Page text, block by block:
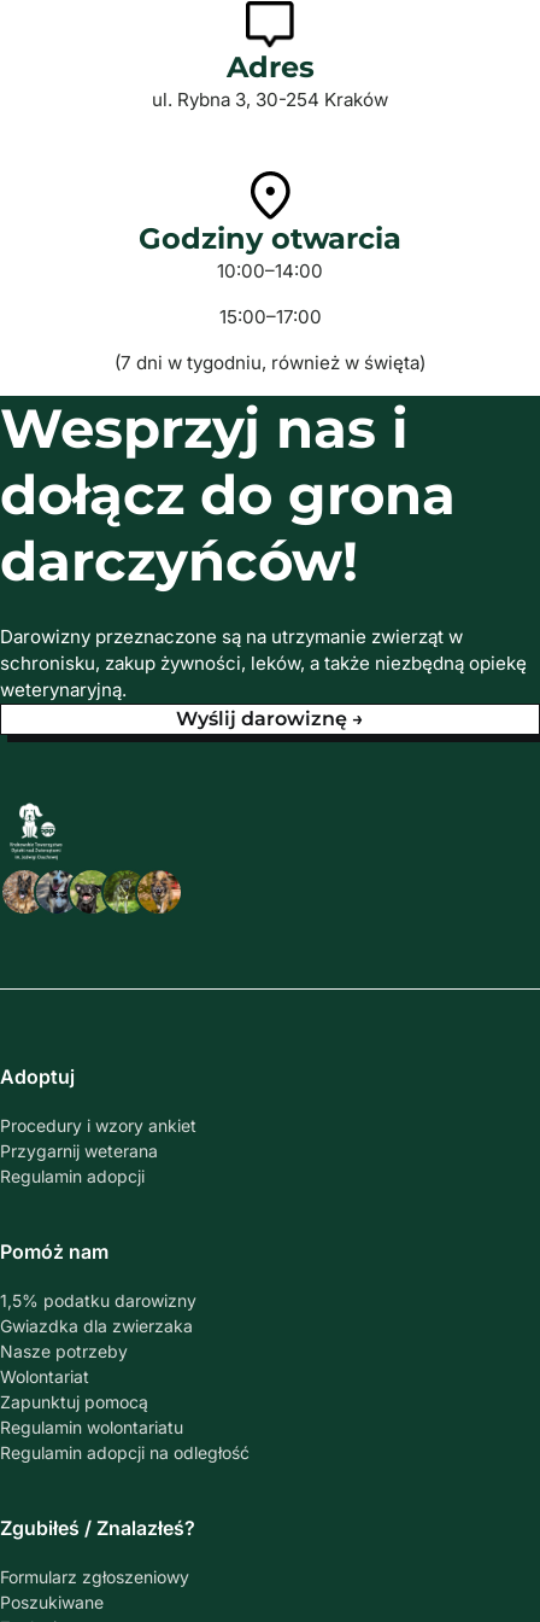
Adres
ul. Rybna 3, 30-254 Kraków
Godziny otwarcia
10:00–14:00
15:00–17:00
(7 dni w tygodniu, również w święta)
Wesprzyj nas i
dołącz do grona
darczyńców!
Darowizny przeznaczone są na utrzymanie zwierząt w
schronisku, zakup żywności, leków, a także niezbędną opiekę
weterynaryjną.
Wyślij darowiznę →
Adoptuj
Procedury i wzory ankiet
Przygarnij weterana
Regulamin adopcji
Pomóż nam
1,5% podatku darowizny
Gwiazdka dla zwierzaka
Nasze potrzeby
Wolontariat
Zapunktuj pomocą
Regulamin wolontariatu
Regulamin adopcji na odległość
Zgubiłeś / Znalazłeś?
Formularz zgłoszeniowy
Poszukiwane